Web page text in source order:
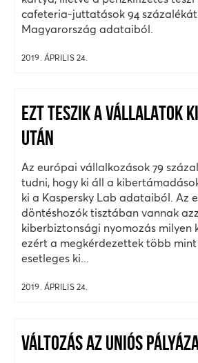
cafeteria-juttatások 94
Magyarország adataiból.
2019. ÁPRILIS 24.
EZT TESZIK A VÁLLALATOK
UTÁN
Az európai vállalkozások 79
tudni, hogy ki áll a
ki a Kaspersky Lab adataiból. Az
döntéshozók tisztában vannak
kiberbiztonsági nyomozás milyen
ezért a megkérdezettek több
esetleges ki...
2019. ÁPRILIS 24.
VÁLTOZÁS AZ UNIÓS